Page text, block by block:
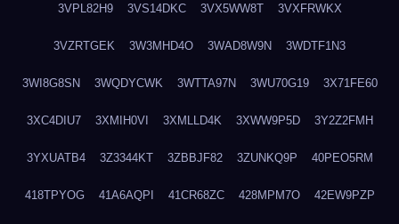
3VPL82H9 3VS14DKC 3VX5WW8T 3VXFRWKX
3VZRTGEK 3W3MHD4O 3WAD8W9N 3WDTF1N3
3WI8G8SN 3WQDYCWK 3WTTA97N 3WU70G19 3X71FE60
3XC4DIU7 3XMIH0VI 3XMLLD4K 3XWW9P5D 3Y2Z2FMH
3YXUATB4 3Z3344KT 3ZBBJF82 3ZUNKQ9P 40PEO5RM
418TPYOG 41A6AQPI 41CR68ZC 428MPM7O 42EW9PZP